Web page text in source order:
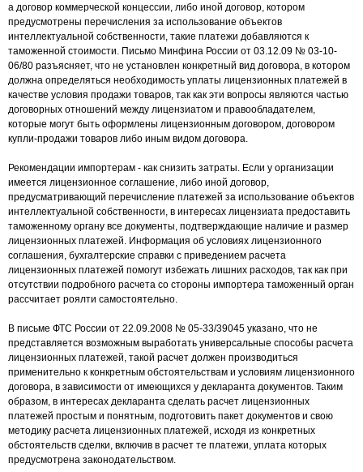
а договор коммерческой концессии, либо иной договор, котором
предусмотрены перечисления за использование объектов
интеллектуальной собственности, такие платежи добавляются к
таможенной стоимости. Письмо Минфина России от 03.12.09 № 03-10-
06/80 разъясняет, что не установлен конкретный вид договора, в котором
должна определяться необходимость уплаты лицензионных платежей в
качестве условия продажи товаров, так как эти вопросы являются частью
договорных отношений между лицензиатом и правообладателем,
которые могут быть оформлены лицензионным договором, договором
купли-продажи товаров либо иным видом договора.
Рекомендации импортерам - как снизить затраты. Если у организации
имеется лицензионное соглашение, либо иной договор,
предусматривающий перечисление платежей за использование объектов
интеллектуальной собственности, в интересах лицензиата предоставить
таможенному органу все документы, подтверждающие наличие и размер
лицензионных платежей. Информация об условиях лицензионного
соглашения, бухгалтерские справки с приведением расчета
лицензионных платежей помогут избежать лишних расходов, так как при
отсутствии подробного расчета со стороны импортера таможенный орган
рассчитает роялти самостоятельно.
В письме ФТС России от 22.09.2008 № 05-33/39045 указано, что не
представляется возможным выработать универсальные способы расчета
лицензионных платежей, такой расчет должен производиться
применительно к конкретным обстоятельствам и условиям лицензионного
договора, в зависимости от имеющихся у декларанта документов. Таким
образом, в интересах декларанта сделать расчет лицензионных
платежей простым и понятным, подготовить пакет документов и свою
методику расчета лицензионных платежей, исходя из конкретных
обстоятельств сделки, включив в расчет те платежи, уплата которых
предусмотрена законодательством.